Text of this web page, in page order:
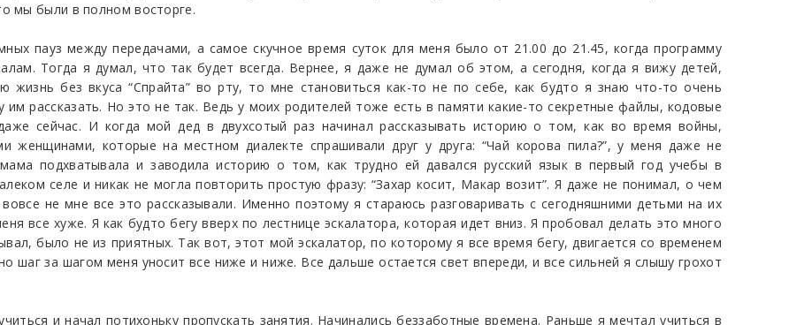
мы были в полном восторге.
пауз между передачами, а самое скучное время суток для меня было от 21.00 до 21.45, когда программу
Тогда я думал, что так будет всегда. Вернее, я даже не думал об этом, а сегодня, когда я вижу детей,
жизнь без вкуса “Спрайта” во рту, то мне становиться как-то не по себе, как будто я знаю что-то очень
рассказать. Но это не так. Ведь у моих родителей тоже есть в памяти какие-то секретные файлы, кодовые
сейчас. И когда мой дед в двухсотый раз начинал рассказывать историю о том, как во время войны,
женщинами, которые на местном диалекте спрашивали друг у друга: “Чай корова пила?”, у меня даже не
подхватывала и заводила историю о том, как трудно ей давался русский язык в первый год учебы в
селе и никак не могла повторить простую фразу: “Захар косит, Макар возит”. Я даже не понимал, о чем
не мне все это рассказывали. Именно поэтому я стараюсь разговаривать с сегодняшними детьми на их
все хуже. Я как будто бегу вверх по лестнице эскалатора, которая идет вниз. Я пробовал делать это много
было не из приятных. Так вот, этот мой эскалатор, по которому я все время бегу, двигается со временем
шаг за шагом меня уносит все ниже и ниже. Все дальше остается свет впереди, и все сильней я слышу грохот
и начал потихоньку пропускать занятия. Начинались беззаботные времена. Раньше я мечтал учиться в